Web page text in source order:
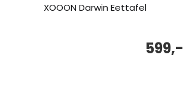
XOOON Darwin Eettafel
599,-